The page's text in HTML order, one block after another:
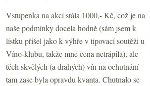
Vstupenka na akci stála 1000,- Kč, což je na
naše podmínky docela hodně (sám jsem k
lístku přišel jako k výhře v tipovací soutěži u
Víno-klubu, takže mne cena netrápila), ale
těch skvělých (a drahých) vín na ochutnání
tam zase byla opravdu kvanta. Chutnalo se